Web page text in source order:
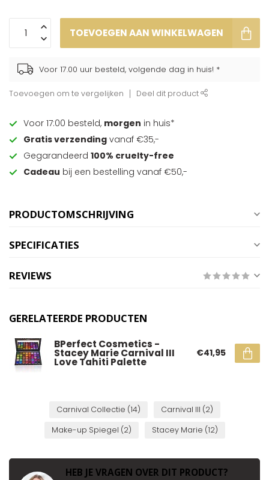
TOEVOEGEN AAN WINKELWAGEN
Voor 17.00 uur besteld, volgende dag in huis! *
Toevoegen om te vergelijken Deel dit product
Voor 17:00 besteld, morgen in huis*
Gratis verzending vanaf €35,-
Gegarandeerd 100% cruelty-free
Cadeau bij een bestelling vanaf €50,-
PRODUCTOMSCHRIJVING
SPECIFICATIES
REVIEWS
GERELATEERDE PRODUCTEN
BPerfect Cosmetics -
Stacey Marie Carnival III
Love Tahiti Palette
€41,95
Carnival Collectie (14) Carnival III (2)
Make-up Spiegel (2) Stacey Marie (12)
HEB JE VRAGEN OVER DIT PRODUCT?